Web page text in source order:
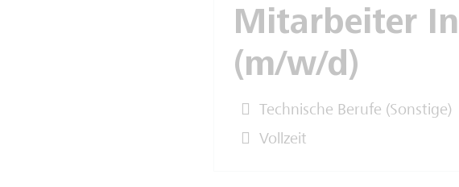
Mitarbeiter
(m/w/d)
Technische Berufe (Sonstige)
Vollzeit